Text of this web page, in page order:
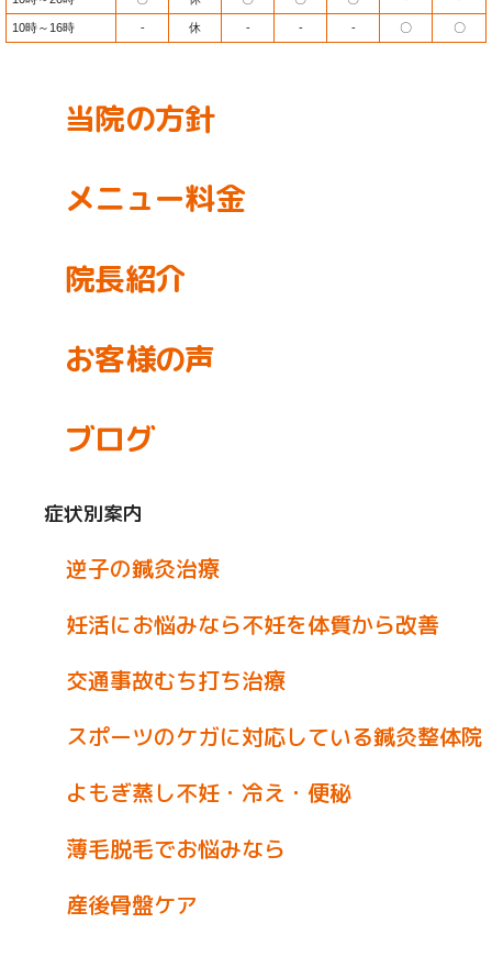
10時～16時 - 休 - - - 〇 〇
当院の方針
メニュー料金
院長紹介
お客様の声
ブログ
症状別案内
逆子の鍼灸治療
妊活にお悩みなら不妊を体質から改善
交通事故むち打ち治療
スポーツのケガに対応している鍼灸整体院
よもぎ蒸し不妊・冷え・便秘
薄毛脱毛でお悩みなら
産後骨盤ケア